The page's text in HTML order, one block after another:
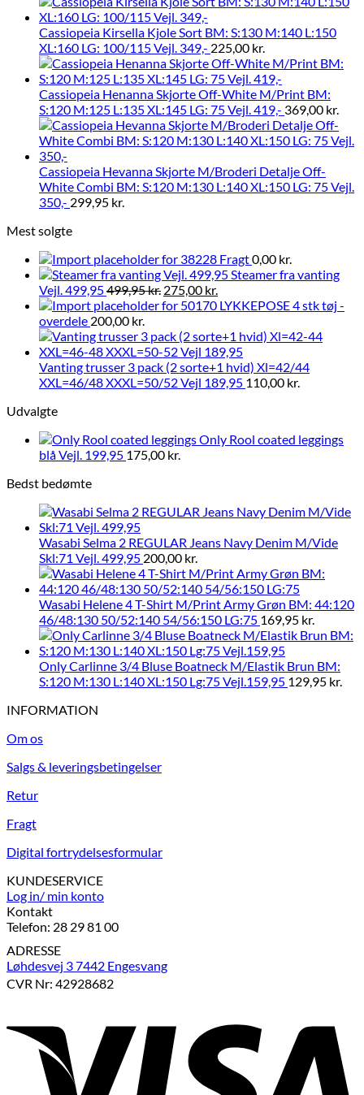
Cassiopeia Kirsella Kjole Sort BM: S:130 M:140 L:150
XL:160 LG: 100/115 Vejl. 349,- 225,00 kr.
Cassiopeia Henanna Skjorte Off-White M/Print BM:
S:120 M:125 L:135 XL:145 LG: 75 Vejl. 419,- 369,00 kr.
Cassiopeia Hevanna Skjorte M/Broderi Detalje Off-
White Combi BM: S:120 M:130 L:140 XL:150 LG: 75 Vejl.
350,- 299,95 kr.
Mest solgte
Fragt0,00 kr.
Steamer fra vanting
Vejl. 499,95499,95kr. 275,00 kr.
LYKKEPOSE 4 stk tøj -
overdele 200,00 kr.
Vanting trusser 3 pack (2 sorte+1 hvid) Xl=42/44
XXL=46/48 XXXL=50/52 Vejl 189,95 110,00 kr.
Udvalgte
Only Rool coated leggings
blå Vejl. 199,95 175,00 kr.
Bedst bedømte
Wasabi Selma 2 REGULAR Jeans Navy Denim M/Vide
Skl:71 Vejl. 499,95 200,00 kr.
Wasabi Helene 4 T-Shirt M/Print Army Grøn BM: 44:120
46/48:130 50/52:140 54/56:150 LG:75 169,95 kr.
Only Carlinne 3/4 Bluse Boatneck M/Elastik Brun BM:
S:120 M:130 L:140 XL:150 Lg:75 Vejl.159,95 129,95 kr.
INFORMATION
Om os
Salgs & leveringsbetingelser
Retur
Fragt
Digital fortrydelsesformular
KUNDESERVICE
Log in/ min konto
Kontakt
Telefon: 28 29 81 00
ADRESSE
Løhdesvej 3 7442 Engesvang
CVR Nr: 42928682